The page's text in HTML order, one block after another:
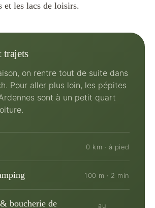
et les lacs de loisirs.
trajets
on rentre tout de suite dans
Pour aller plus loin, les pépites
sont à un petit quart
0 km · à pied
100 m · 2 min
boucherie de au